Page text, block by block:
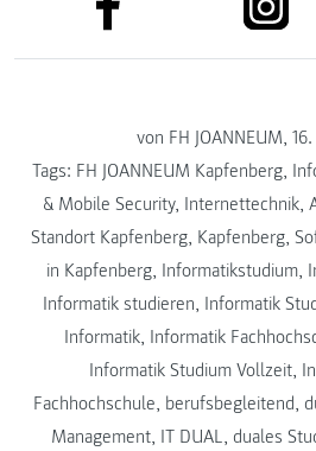
von FH JOANNEUM,
Tags: FH JOANNEUM Kapfenberg,
& Mobile Security, Internettechnik,
Standort Kapfenberg, Kapfenberg,
in Kapfenberg, Informatikstudium,
Informatik studieren, Informatik
Informatik, Informatik
Informatik Studium Vollzeit,
Fachhochschule, berufsbegleitend,
Management, IT DUAL, duales